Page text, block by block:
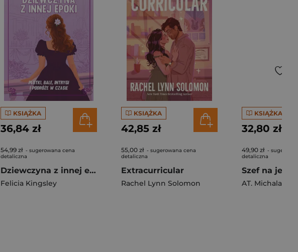
KSIĄŻKA
36,84 zł
54,99 zł - sugerowana cena
detaliczna
Dziewczyna z innej epoki
Felicia Kingsley
KSIĄŻKA
42,85 zł
55,00 zł - sugerowana cena
detaliczna
Extracurricular
Rachel Lynn Solomon
KSIĄŻKA
32,80 zł
49,90 zł -
detaliczna
Szef na
AT. Michalak